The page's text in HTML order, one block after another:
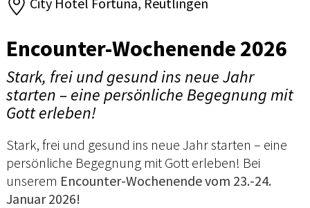
Encounter-Wochenende 2026
Stark, frei und gesund ins neue Jahr
starten – eine persönliche Begegnung mit
Gott erleben!
Stark, frei und gesund ins neue Jahr starten – eine
persönliche Begegnung mit Gott erleben! Bei
unserem Encounter-Wochenende vom 23.-24.
Januar 2026!